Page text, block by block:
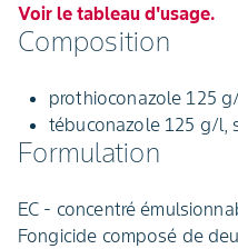
Voir le tableau d'usage.
Composition
prothioconazole 125
tébuconazole 125 g/l,
Formulation
EC - concentré
Fongicide composé de